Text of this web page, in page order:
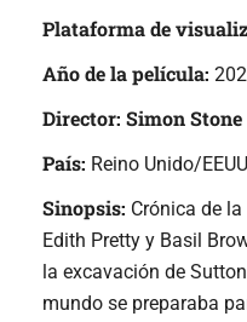
Plataforma de
Año de la película:
Director: Simon Stone
País: Reino Unido/EEUU
Sinopsis: Crónica de
Edith Pretty y Basil
la excavación de
mundo se preparaba